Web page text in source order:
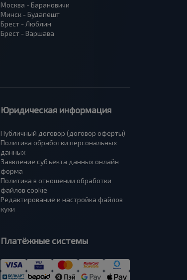
Москва - Барановичи
Минск - Будапешт
Брест - Люблин
Брест - Варшава
Юридическая информация
Публичный договор (договор оферты)
Политика обработки персональных
данных
Заявление субъекта данных онлайн
форма
Политика в отношении обработки
файлов cookie
Редактирование и настройка файлов
куки
Платёжные системы